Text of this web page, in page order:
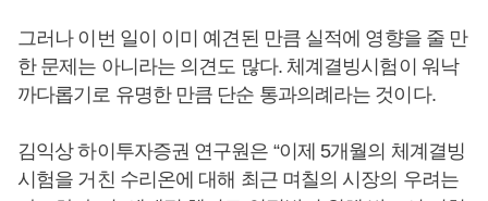
그러나 이번 일이 이미 예견된 만큼 실적에 영향을 줄 만
한 문제는 아니라는 의견도 많다. 체계결빙시험이 워낙
까다롭기로 유명한 만큼 단순 통과의례라는 것이다.
김익상 하이투자증권 연구원은 “이제 5개월의 체계결빙
시험을 거친 수리온에 대해 최근 며칠의 시장의 우려는